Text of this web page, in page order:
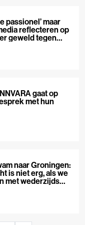
passionel’ maar
reflecteren op
geweld tegen
gaat op
met hun
naar Groningen:
is niet erg, als we
met wederzijds